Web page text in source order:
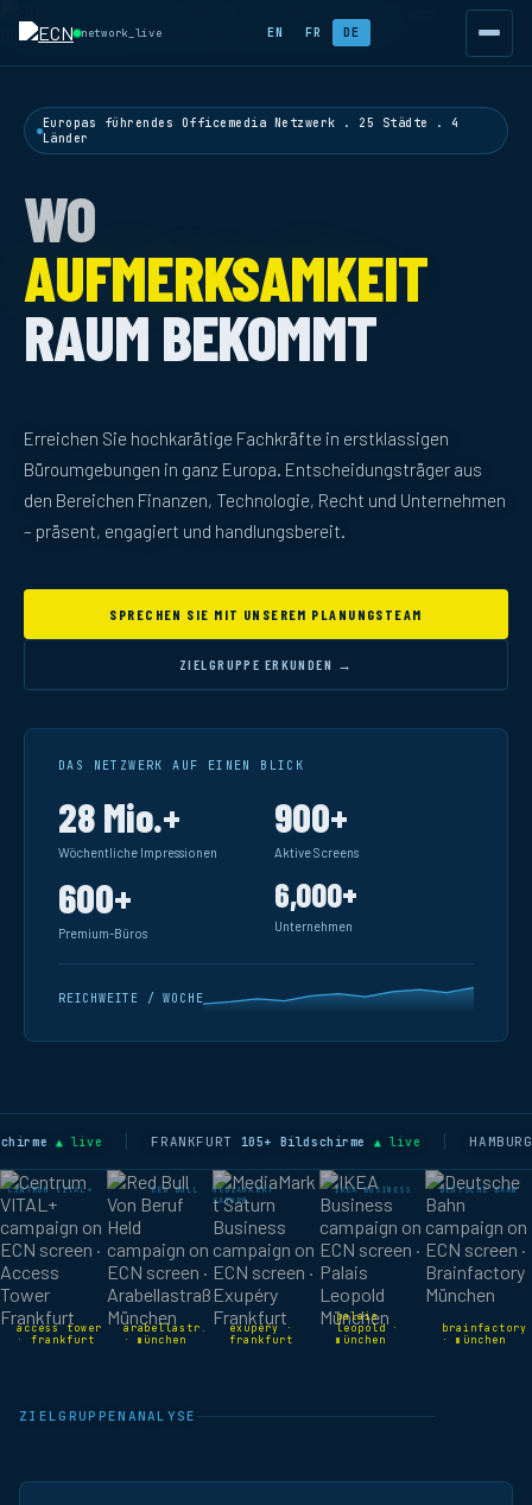
network_live EN FR DE
Europas führendes Officemedia Netzwerk . 25 Städte . 4
Länder
WO
AUFMERKSAMKEIT
RAUM BEKOMMT
Erreichen Sie hochkarätige Fachkräfte in erstklassigen
Büroumgebungen in ganz Europa. Entscheidungsträger aus
den Bereichen Finanzen, Technologie, Recht und Unternehmen
– präsent, engagiert und handlungsbereit.
SPRECHEN SIE MIT UNSEREM PLANUNGSTEAM
ZIELGRUPPE ERKUNDEN →
DAS NETZWERK AUF EINEN BLICK
28 Mio.+
Wöchentliche Impressionen
900+
Aktive Screens
600+
Premium-Büros
6,000+
Unternehmen
REICHWEITE / WOCHE
▲ live FRANKFURT 105+ Bildschirme ▲ live HAMBURG
access tower
· frankfurt
CENTRUM VITAL+
arabellastr.
· münchen
RED BULL
exupéry ·
frankfurt
MEDIAMARKT
SATURN
palais
leopold ·
münchen
IKEA BUSINESS
brainfactory
· münchen
DEUTSCHE BAHN
ZIELGRUPPENANALYSE